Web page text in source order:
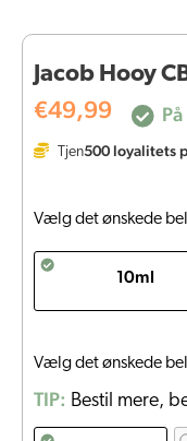
Jacob Hooy
€49,99
Tjen500 loyalitets
Vælg det ønskede
10ml
Vælg det ønskede
TIP: Bestil mere,